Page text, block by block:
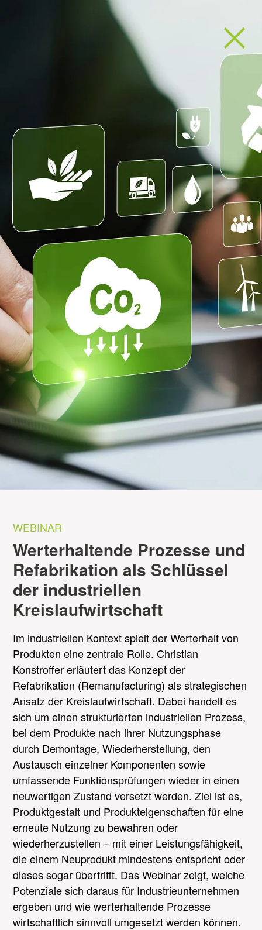
WEBINAR
Werterhaltende Prozesse und
Refabrikation als Schlüssel
der industriellen
Kreislaufwirtschaft
Im industriellen Kontext spielt der Werterhalt von
Produkten eine zentrale Rolle. Christian
Konstroffer erläutert das Konzept der
Refabrikation (Remanufacturing) als strategischen
Ansatz der Kreislaufwirtschaft. Dabei handelt es
sich um einen strukturierten industriellen Prozess,
bei dem Produkte nach ihrer Nutzungsphase
durch Demontage, Wiederherstellung, den
Austausch einzelner Komponenten sowie
umfassende Funktionsprüfungen wieder in einen
neuwertigen Zustand versetzt werden. Ziel ist es,
Produktgestalt und Produkteigenschaften für eine
erneute Nutzung zu bewahren oder
wiederherzustellen – mit einer Leistungsfähigkeit,
die einem Neuprodukt mindestens entspricht oder
dieses sogar übertrifft. Das Webinar zeigt, welche
Potenziale sich daraus für Industrieunternehmen
ergeben und wie werterhaltende Prozesse
wirtschaftlich sinnvoll umgesetzt werden können.